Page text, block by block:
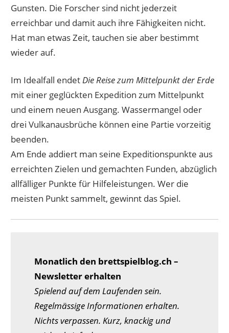
Gunsten. Die Forscher sind nicht jederzeit
erreichbar und damit auch ihre Fähigkeiten nicht.
Hat man etwas Zeit, tauchen sie aber bestimmt
wieder auf.
Im Idealfall endetDie Reise zum Mittelpunkt der Erde
mit einer geglückten Expedition zum Mittelpunkt
und einem neuen Ausgang. Wassermangel oder
drei Vulkanausbrüche können eine Partie vorzeitig
beenden.
Am Ende addiert man seine Expeditionspunkte aus
erreichten Zielen und gemachten Funden, abzüglich
allfälliger Punkte für Hilfeleistungen. Wer die
meisten Punkt sammelt, gewinnt das Spiel.
Monatlich den brettspielblog.ch –
Newsletter erhalten
Spielend auf dem Laufenden sein.
Regelmässige Informationen erhalten.
Nichts verpassen. Kurz, knackig und